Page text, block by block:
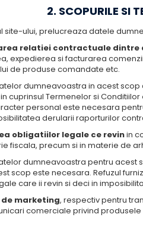
2. SCOPURILE SI
site-ului, prelucreaza datele
relatiei contractuale dintre
expedierea si facturarea
de produse comandate etc.
dumneavoastra in acest
cuprinsul Termenelor si Conditiilor
personal este necesara
derularii raporturilor
obligatiilor legale ce revinin
fiscala, precum si in materie de
dumneavoastra pentru acest
scop este necesara. Refuzul
care ii revin si deci in
marketing, respectiv pentru
comerciale privind produsele